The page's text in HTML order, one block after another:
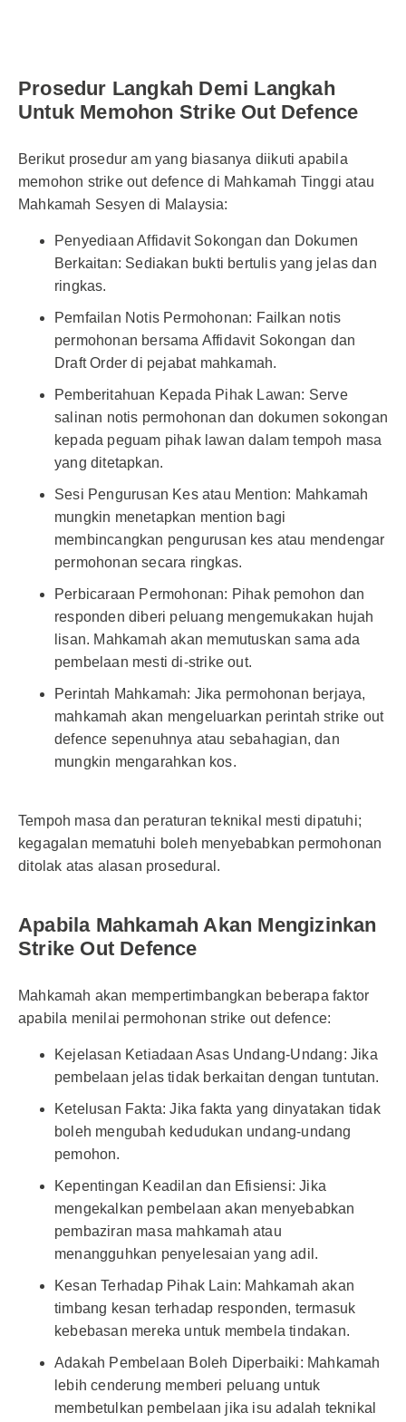
Prosedur Langkah Demi Langkah
Untuk Memohon Strike Out Defence
Berikut prosedur am yang biasanya diikuti apabila
memohon strike out defence di Mahkamah Tinggi atau
Mahkamah Sesyen di Malaysia:
Penyediaan Affidavit Sokongan dan Dokumen
Berkaitan: Sediakan bukti bertulis yang jelas dan
ringkas.
Pemfailan Notis Permohonan: Failkan notis
permohonan bersama Affidavit Sokongan dan
Draft Order di pejabat mahkamah.
Pemberitahuan Kepada Pihak Lawan: Serve
salinan notis permohonan dan dokumen sokongan
kepada peguam pihak lawan dalam tempoh masa
yang ditetapkan.
Sesi Pengurusan Kes atau Mention: Mahkamah
mungkin menetapkan mention bagi
membincangkan pengurusan kes atau mendengar
permohonan secara ringkas.
Perbicaraan Permohonan: Pihak pemohon dan
responden diberi peluang mengemukakan hujah
lisan. Mahkamah akan memutuskan sama ada
pembelaan mesti di-strike out.
Perintah Mahkamah: Jika permohonan berjaya,
mahkamah akan mengeluarkan perintah strike out
defence sepenuhnya atau sebahagian, dan
mungkin mengarahkan kos.
Tempoh masa dan peraturan teknikal mesti dipatuhi;
kegagalan mematuhi boleh menyebabkan permohonan
ditolak atas alasan prosedural.
Apabila Mahkamah Akan Mengizinkan
Strike Out Defence
Mahkamah akan mempertimbangkan beberapa faktor
apabila menilai permohonan strike out defence:
Kejelasan Ketiadaan Asas Undang-Undang: Jika
pembelaan jelas tidak berkaitan dengan tuntutan.
Ketelusan Fakta: Jika fakta yang dinyatakan tidak
boleh mengubah kedudukan undang-undang
pemohon.
Kepentingan Keadilan dan Efisiensi: Jika
mengekalkan pembelaan akan menyebabkan
pembaziran masa mahkamah atau
menangguhkan penyelesaian yang adil.
Kesan Terhadap Pihak Lain: Mahkamah akan
timbang kesan terhadap responden, termasuk
kebebasan mereka untuk membela tindakan.
Adakah Pembelaan Boleh Diperbaiki: Mahkamah
lebih cenderung memberi peluang untuk
membetulkan pembelaan jika isu adalah teknikal